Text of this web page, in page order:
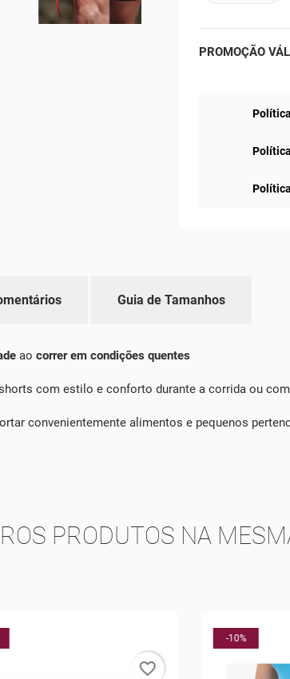
PROMOÇÃO
Guia de Tamanhos
ao correr em condições quentes
com estilo e conforto durante a corrida ou
convenientemente alimentos e pequenos
PRODUTOS NA
favorite_border
-10%